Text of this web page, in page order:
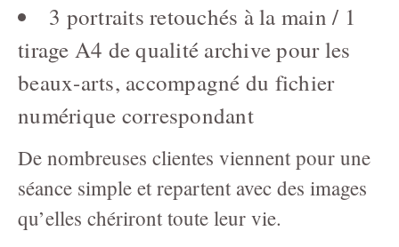
3 portraits retouchés à la main / 1
tirage A4 de qualité archive pour les
beaux-arts, accompagné du fichier
numérique correspondant
De nombreuses clientes viennent pour une
séance simple et repartent avec des images
qu’elles chériront toute leur vie.